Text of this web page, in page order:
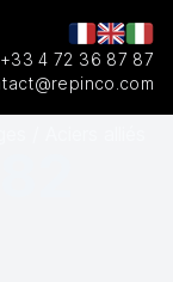
+33 4 72 36 87 87